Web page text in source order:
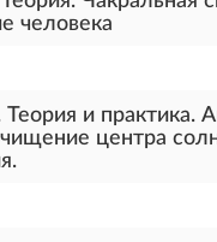
человека
Теория и практика.
центра